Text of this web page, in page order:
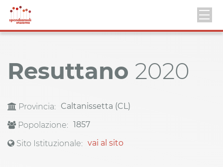
Resuttano 2020
Provincia:
Caltanissetta (CL)
Popolazione: 1857
Sito Istituzionale: vai al sito